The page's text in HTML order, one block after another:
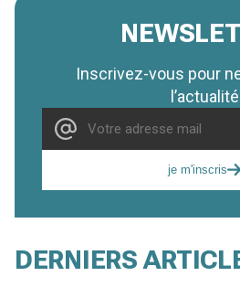
Inscrivez-vous pour
l’actualité
je m'inscris
DERNIERS